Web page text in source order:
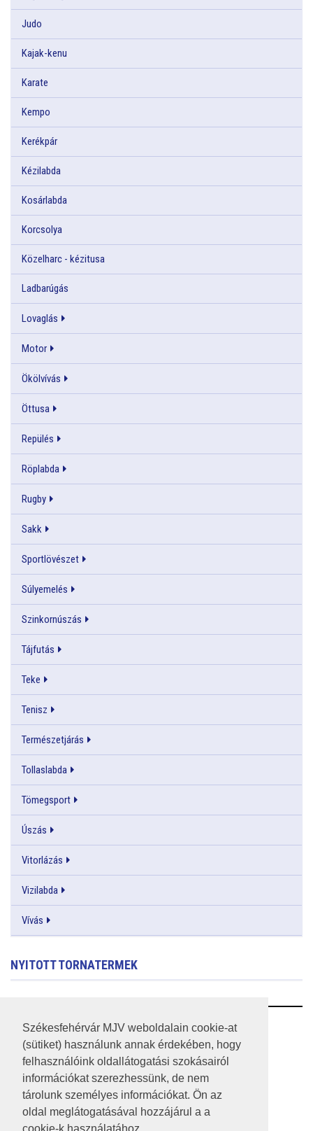
Székesfehérvár MJV weboldalain cookie-at
(sütiket) használunk annak érdekében, hogy
felhasználóink oldallátogatási szokásairól
információkat szerezhessünk, de nem
tárolunk személyes információkat. Ön az
oldal meglátogatásával hozzájárul a a
Judo
Kajak-kenu
Karate
Kempo
Kerékpár
Kézilabda
Kosárlabda
Korcsolya
Közelharc - kézitusa
Ladbarúgás
Lovaglás
Motor
Ökölvívás
Öttusa
Repülés
Röplabda
Rugby
Sakk
Sportlövészet
Súlyemelés
Szinkornúszás
Tájfutás
Teke
Tenisz
Természetjárás
Tollaslabda
Tömegsport
Úszás
Vitorlázás
Vizilabda
Vívás
NYITOTT TORNATERMEK
RSS
A HONLAP 2017.03.31-I ÁLLAPOTA
JOGI NYILATKOZAT
IMPRESSZUM